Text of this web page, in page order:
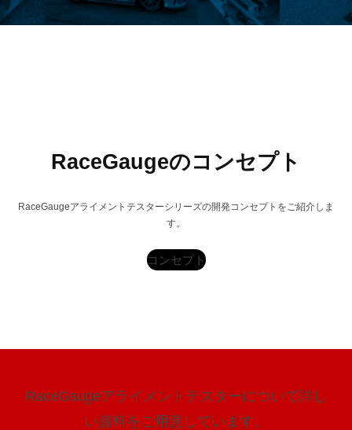
RaceGaugeのコンセプト
RaceGaugeアライメントテスターシリーズの開発コンセプトをご紹介しま
す。
コンセプト
RaceGaugeアライメントテスターについて詳し
い資料をご用意しています。